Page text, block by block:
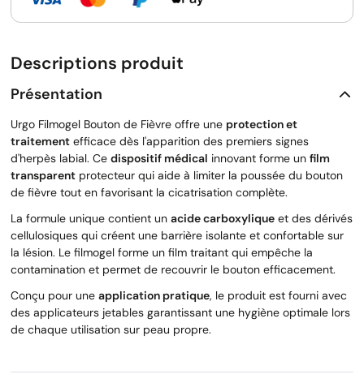
Descriptions produit
Présentation
Urgo Filmogel Bouton de Fièvre offre une protection et
traitement efficace dès l'apparition des premiers signes
d'herpès labial. Ce dispositif médical innovant forme un film
transparent protecteur qui aide à limiter la poussée du bouton
de fièvre tout en favorisant la cicatrisation complète.
La formule unique contient un acide carboxylique et des dérivés
cellulosiques qui créent une barrière isolante et confortable sur
la lésion. Le filmogel forme un film traitant qui empêche la
contamination et permet de recouvrir le bouton efficacement.
Conçu pour une application pratique, le produit est fourni avec
des applicateurs jetables garantissant une hygiène optimale lors
de chaque utilisation sur peau propre.